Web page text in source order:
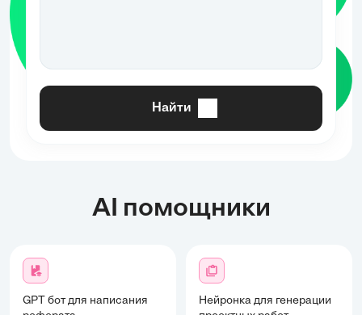
Найти
AI помощники
GPT бот для написания
Нейронка для генерации